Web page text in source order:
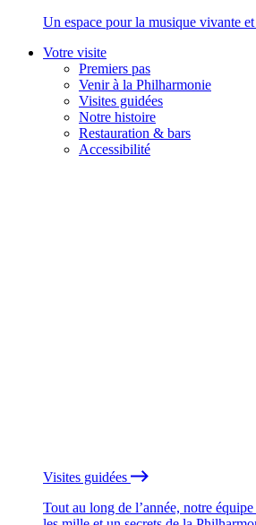
Un espace pour la musique vivante
Votre visite
Premiers pas
Venir à la Philharmonie
Visites guidées
Notre histoire
Restauration & bars
Accessibilité
Visites guidées
Tout au long de l’année, notre